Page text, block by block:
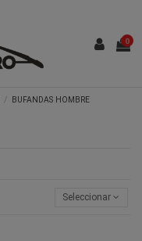
0
BUFANDAS HOMBRE
Seleccionar